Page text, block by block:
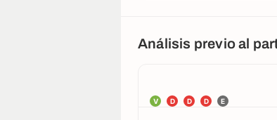
Análisis previo al
V D D D E